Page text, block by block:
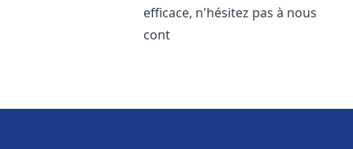
efficace, n'hésitez pas à nous
cont